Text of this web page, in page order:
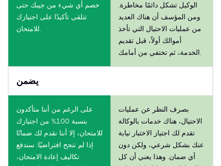
خصم أي شيء من جيبك حتى
تتلقى تأكيدًا على اجتيازك
الوكيل تشكل دائمًا مخاطرة.
ومن المؤسف أن هناك العديد
من عمليات الاحتيال التي تأخذ
أموالك أولاً، قبل تقديم
يضمن
على الرغم من أننا متأكدون
بنسبة 100% من اجتيازك
للامتحان، إلا أننا نقدم لك ضمانًا
إذا لم تنجح افتراضيًا: سندفع
تكاليف إعادة الامتحان،
بصرف النظر عن عمليات
الاحتيال، هناك خدمات بالوكالة
تقدم لك اجتياز الاختبار نيابة
عنك بشكل شرعي، ولكن دون
أي ضمان. وهذا يعني أن كل